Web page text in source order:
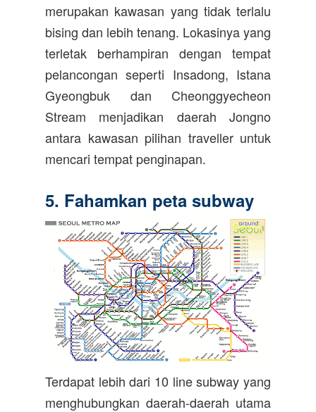
merupakan kawasan yang tidak terlalu
bising dan lebih tenang. Lokasinya yang
terletak berhampiran dengan tempat
pelancongan seperti Insadong, Istana
Gyeongbuk dan Cheonggyecheon
Stream menjadikan daerah Jongno
antara kawasan pilihan traveller untuk
mencari tempat penginapan.
5. Fahamkan peta subway
Terdapat lebih dari 10 line subway yang
menghubungkan daerah-daerah utama